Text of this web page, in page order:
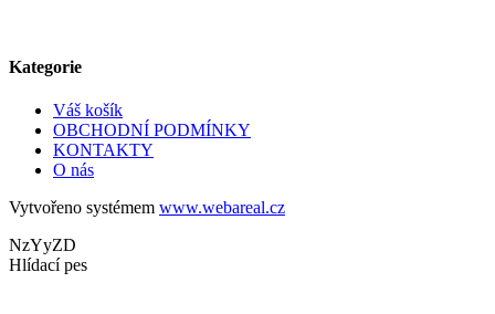
Kategorie
Váš košík
OBCHODNÍ PODMÍNKY
KONTAKTY
O nás
Vytvořeno systémem www.webareal.cz
NzYyZD
Hlídací pes